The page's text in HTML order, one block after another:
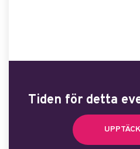
Tiden för detta